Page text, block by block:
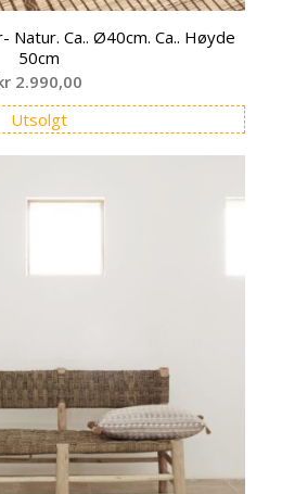
Natur. Ca.. Ø40cm. Ca.. Høyde
50cm
2.990,00
Utsolgt